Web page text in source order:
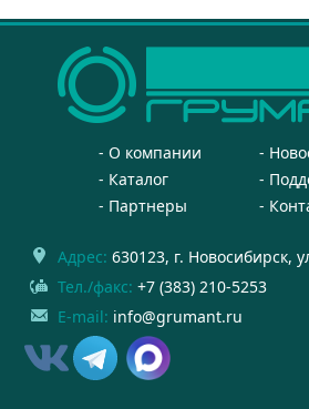
О компании
Каталог
Партнеры
Адрес: 630123, г. Новосибирск,
Тел./факс: +7 (383) 210-5253
E-mail: info@grumant.ru